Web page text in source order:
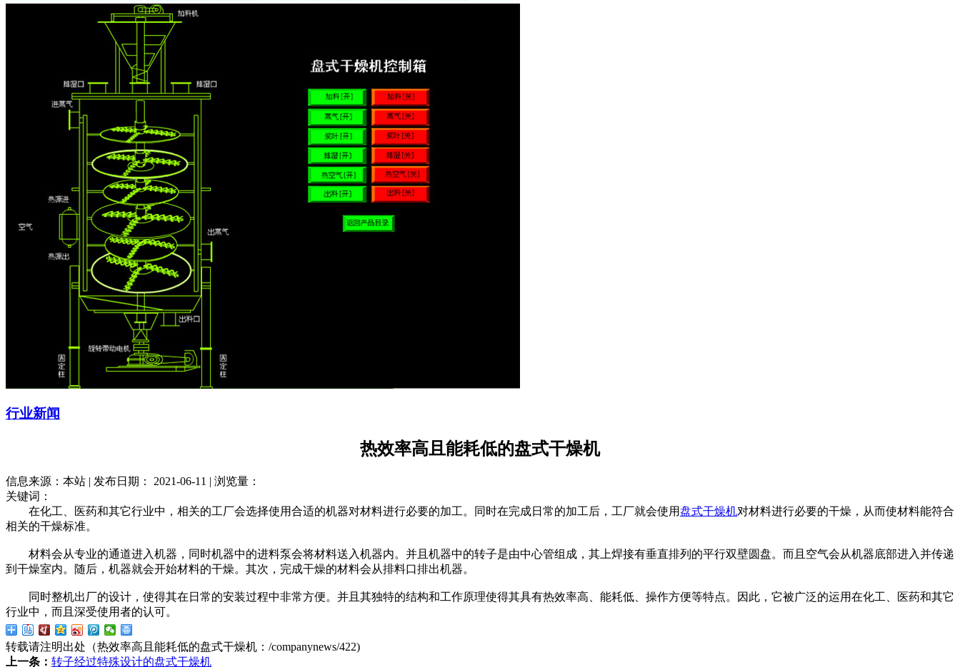
行业新闻
热效率高且能耗低的盘式干燥机
信息来源：本站 | 发布日期： 2021-06-11 | 浏览量：
关键词：
在化工、医药和其它行业中，相关的工厂会选择使用合适的机器对材料进行必要的加工。同时在完成日常的加工后，工厂就会使用盘式干燥机对材料进行必要的干燥，从而使材料能符合
相关的干燥标准。
材料会从专业的通道进入机器，同时机器中的进料泵会将材料送入机器内。并且机器中的转子是由中心管组成，其上焊接有垂直排列的平行双壁圆盘。而且空气会从机器底部进入并传递
到干燥室内。随后，机器就会开始材料的干燥。其次，完成干燥的材料会从排料口排出机器。
同时整机出厂的设计，使得其在日常的安装过程中非常方便。并且其独特的结构和工作原理使得其具有热效率高、能耗低、操作方便等特点。因此，它被广泛的运用在化工、医药和其它
行业中，而且深受使用者的认可。
转载请注明出处（热效率高且能耗低的盘式干燥机： /companynews/422)
上一条： 转子经过特殊设计的盘式干燥机